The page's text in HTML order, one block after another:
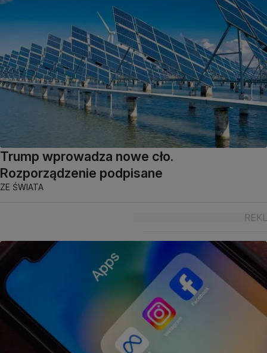
Trump wprowadza nowe cło.
Rozporządzenie podpisane
ZE ŚWIATA